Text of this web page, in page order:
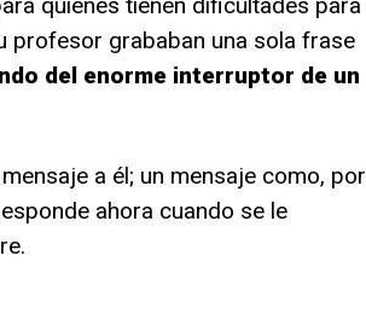
profesor grababan una sola frase
del enorme interruptor de un
a él; un mensaje como, por
ahora cuando se le